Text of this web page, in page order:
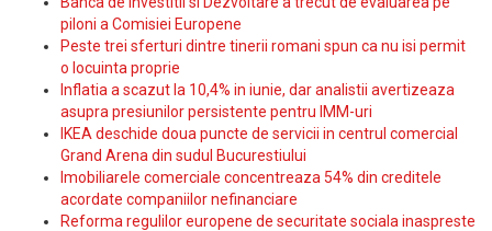
piloni a Comisiei Europene
Peste trei sferturi dintre tinerii romani spun ca nu isi permit
o locuinta proprie
Inflatia a scazut la 10,4% in iunie, dar analistii avertizeaza
asupra presiunilor persistente pentru IMM-uri
IKEA deschide doua puncte de servicii in centrul comercial
Grand Arena din sudul Bucurestiului
Imobiliarele comerciale concentreaza 54% din creditele
acordate companiilor nefinanciare
Reforma regulilor europene de securitate sociala inaspreste